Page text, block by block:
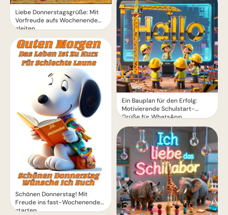
Liebe Donnerstagsgrüße: Mit
Vorfreude aufs Wochenende
gleiten
Schönen Donnerstag! Mit
Freude ins fast-Wochenende
starten.
Ein Bauplan für den Erfolg:
Motivierende Schulstart-
Grüße für WhatsApp